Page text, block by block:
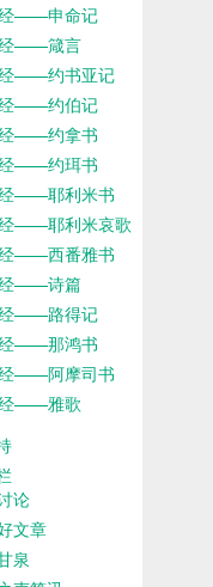
——申命记
——箴言
——约书亚记
——约伯记
——约拿书
——约珥书
——耶利米书
——耶利米哀歌
——西番雅书
——诗篇
——路得记
——那鸿书
——阿摩司书
——雅歌
论
文章
泉